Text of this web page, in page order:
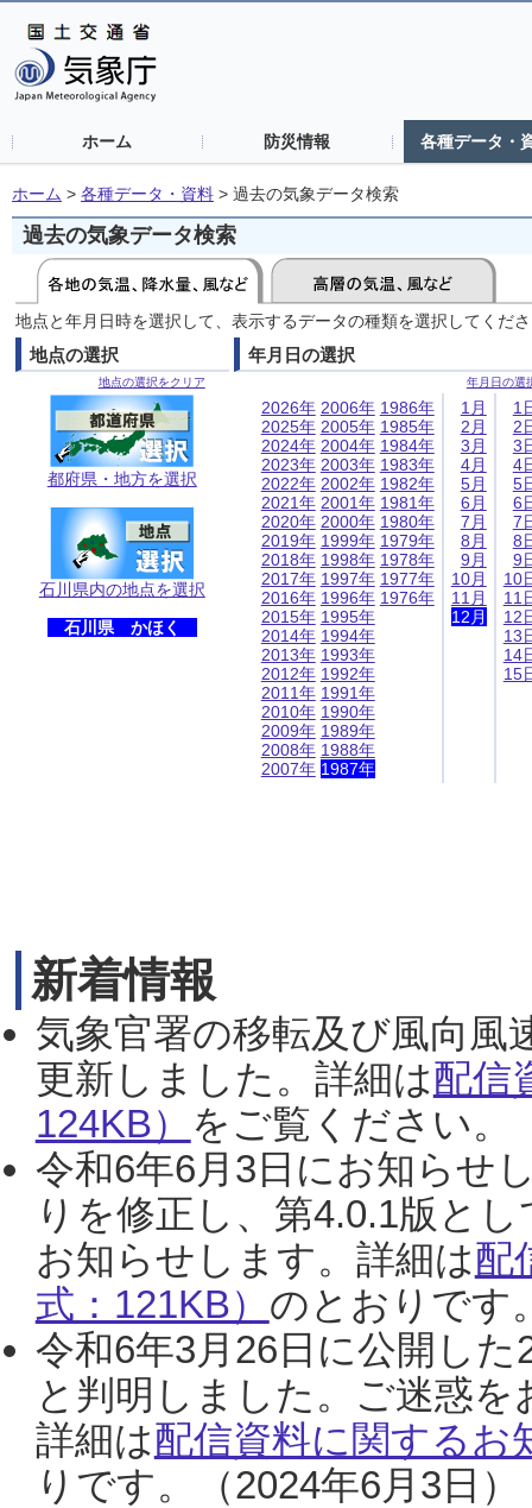
ホーム 防災情報 各種データ・
ホーム > 各種データ・資料 > 過去の気象データ検索
過去の気象データ検索
地点と年月日時を選択して、表示するデータの種類を選択してくだ
地点の選択
地点の選択をクリア
都府県・地方を選択
石川県内の地点を選択
石川県 かほく
年月日の選択
年月日の選
2026年
2025年
2024年
2023年
2022年
2021年
2020年
2019年
2018年
2017年
2016年
2015年
2014年
2013年
2012年
2011年
2010年
2009年
2008年
2007年
2006年
2005年
2004年
2003年
2002年
2001年
2000年
1999年
1998年
1997年
1996年
1995年
1994年
1993年
1992年
1991年
1990年
1989年
1988年
1987年
1986年
1985年
1984年
1983年
1982年
1981年
1980年
1979年
1978年
1977年
1976年
1月
2月
3月
4月
5月
6月
7月
8月
9月
10月
11月
12月
1
2
3
4
5
6
7
8
9
10
11
12
13
14
15
新着情報
気象官署の移転及び風向風
更新しました。詳細は配信
124KB） をご覧ください。
令和6年6月3日にお知らせ
りを修正し、第4.0.1版と
お知らせします。詳細は配
式：121KB） のとおりです
令和6年3月26日に公開し
と判明しました。ご迷惑
詳細は配信資料に関するお
りです。（2024年6月3日）